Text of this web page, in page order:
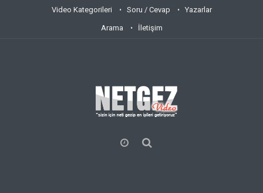
Video Kategorileri Soru / Cevap Yazarlar
Arama İletişim